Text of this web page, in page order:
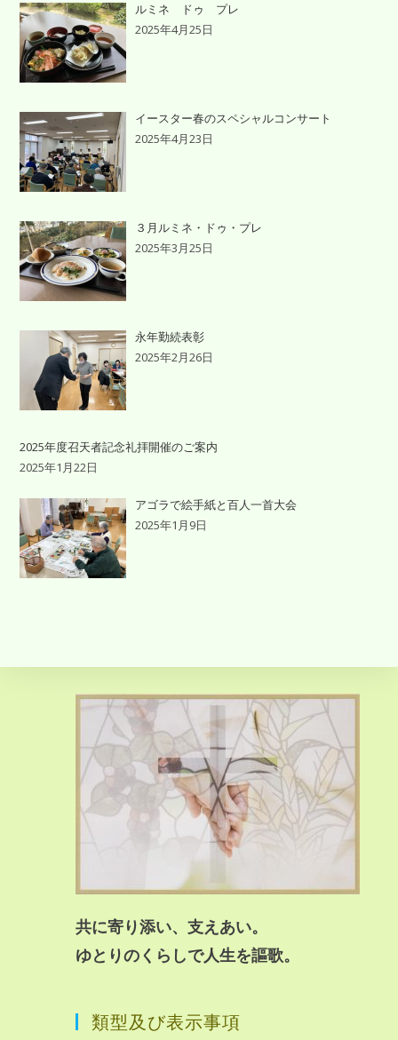
ルミネ ドゥ プレ
2025年4月25日
イースター春のスペシャルコンサート
2025年4月23日
３月ルミネ・ドゥ・プレ
2025年3月25日
永年勤続表彰
2025年2月26日
2025年度召天者記念礼拝開催のご案内
2025年1月22日
アゴラで絵手紙と百人一首大会
2025年1月9日
共に寄り添い、支えあい。
ゆとりのくらしで人生を謳歌。
類型及び表示事項